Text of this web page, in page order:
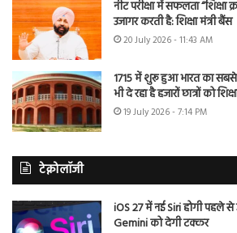
नीट परीक्षा में सफलता “शिक्षा
उजागर करती है: शिक्षा मंत्री बैंस
20 July 2026 - 11:43 AM
1715 में शुरू हुआ भारत का
भी दे रहा है हजारों छात्रों को
19 July 2026 - 7:14 PM
टेक्नोलॉजी
iOS 27 में नई Siri होगी पहले से
Gemini को देगी टक्कर